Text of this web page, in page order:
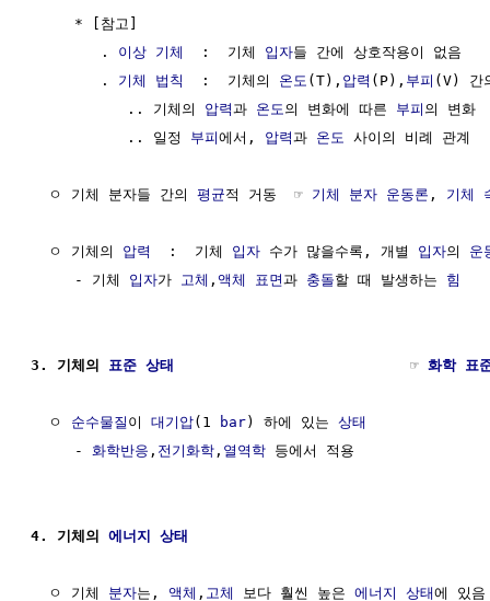
     * [참고]
        .
이상 기체
  :  기체
입자들 간에 상호작용이 없음
        .
기체 법칙
  :  기체의
온도 (T), 압력 (P), 부피 (V) 간
           .. 기체의
압력과 온도의 변화에 따른 부피 의 변
           .. 일정
부피에서, 압력과 온도 사이의 비례 관
  ㅇ 기체 분자들 간의
평균적 거동  ☞ 기체 분자 운동론 , 기체
  ㅇ 기체의
압력
  :  기체
입자 수가 많을수록, 개별 입자의 운
     - 기체
입자가 고체 , 액체 표면과 충돌할 때 발생하는 힘
3. 기체의 표준 상태
                           ☞
화학 표
  ㅇ
순수물질 이 대기압(1 bar) 하에 있는 상태
     -
화학반응 , 전기화학 , 열역학 등에서 적용
4. 기체의 에너지 상태
  ㅇ 기체
분자는, 액체 , 고체 보다 훨씬 높은 에너지 상태에 있음